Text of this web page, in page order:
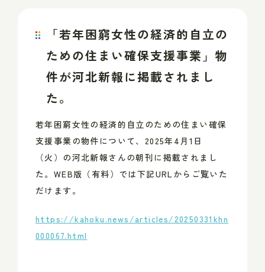
「若年困窮女性の経済的自立の
ための住まい確保支援事業」物
件が河北新報に掲載されまし
た。
若年困窮女性の経済的自立のための住まい確保
支援事業の物件について、 2025年 4 月 1 日
（火）の河北新報さんの朝刊に掲載されまし
た。 WEB版（有料）では下記URLからご覧いた
だけます。
https://kahoku.news/articles/20250331khn
000067.html